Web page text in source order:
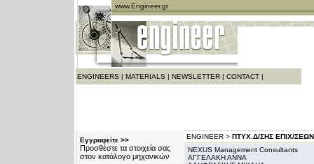
www.Engineer.gr
ENGINEERS | MATERIALS | NEWSLETTER| CONTACT|
Εγγραφείτε >>
Προσθέστε τα στοιχεία σας
στον κατάλογο μηχανικών
ENGINEER > ΠΤΥΧ.Δ/ΣΗΣ ΕΠΙΧ/ΣΕΩΝ
NEXUS Management Consultants
ΑΓΓΕΛΑΚΗ ΑΝΝΑ